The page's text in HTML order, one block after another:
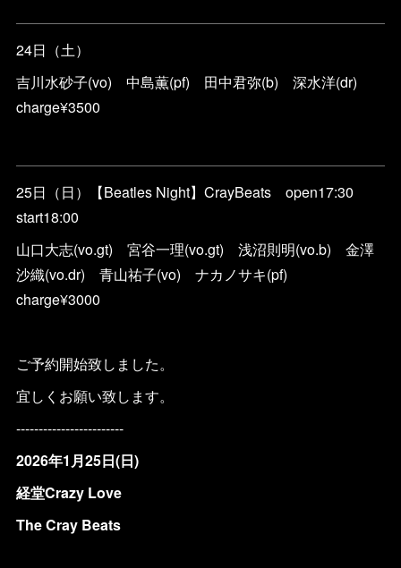
24日（土）
吉川水砂子(vo) 中島薫(pf) 田中君弥(b) 深水洋(dr)
charge¥3500
25日（日）【Beatles Night】CrayBeats open17:30
start18:00
山口大志(vo.gt) 宮谷一理(vo.gt) 浅沼則明(vo.b) 金澤
沙織(vo.dr) 青山祐子(vo) ナカノサキ(pf)
charge¥3000
ご予約開始致しました。
宜しくお願い致します。
------------------------
2026年1月25日(日)
経堂Crazy Love
The Cray Beats